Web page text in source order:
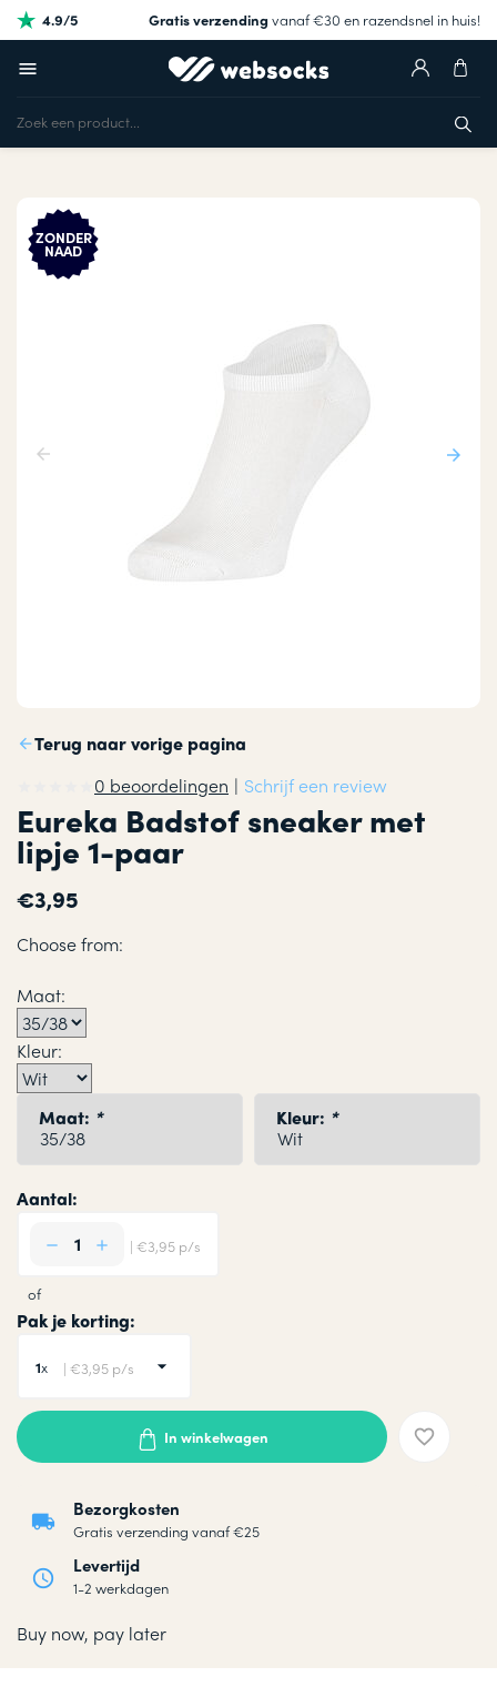
4.9/5 Gratis verzendingvanaf €30 en razendsnel in huis!
ZONDER
NAAD
Terug naar vorige pagina
0 beoordelingen | Schrijf een review
Eureka Badstof sneaker met
lipje 1-paar
€3,95
Choose from:
Maat:
Kleur:
Maat: * Kleur: *
Aantal:
| €3,95 p/s
of
Pak je korting:
1x | €3,95 p/s
(7% korting)
Bezorgkosten
Gratis verzending vanaf €25
Levertijd
1-2 werkdagen
In winkelwagen
Buy now, pay later